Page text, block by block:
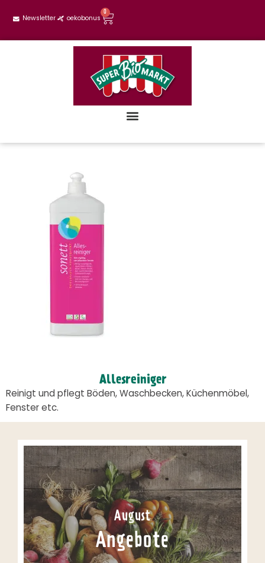
Newsletter oekobonus
0
Allesreiniger
Reinigt und pflegt Böden, Waschbecken, Küchenmöbel,
Fenster etc.
August
Angebote